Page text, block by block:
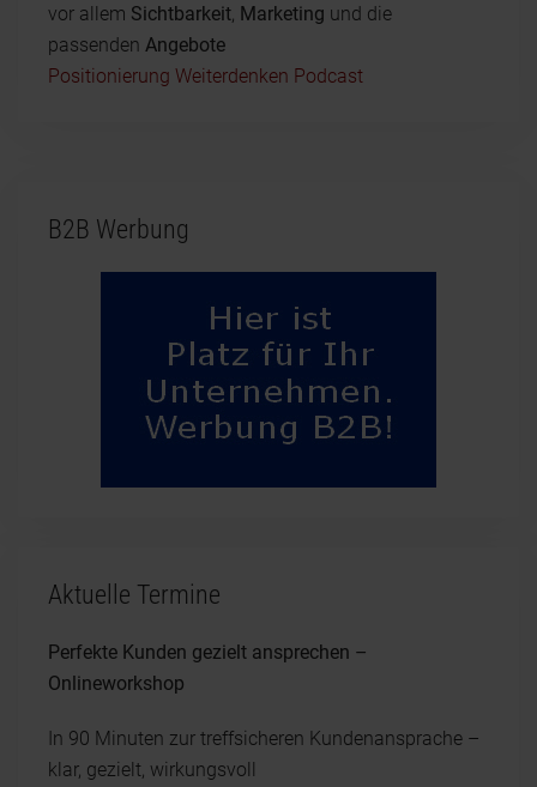
vor allem Sichtbarkeit Marketing und die
passenden Angebote
Positionierung Weiterdenken Podcast
B2B Werbung
Aktuelle Termine
Perfekte Kunden gezielt ansprechen –
Onlineworkshop
In 90 Minuten zur treffsicheren Kundenansprache –
klar, gezielt, wirkungsvoll